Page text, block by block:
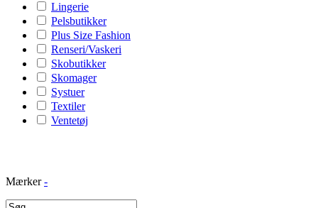
Lingerie
Pelsbutikker
Plus Size Fashion
Renseri/Vaskeri
Skobutikker
Skomager
Systuer
Textiler
Ventetøj
Mærker -